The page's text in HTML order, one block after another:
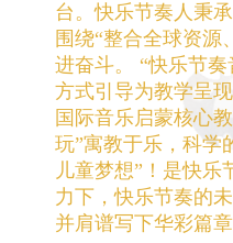
台。快乐节奏人秉
围绕“整合全球资
进奋斗。 “快乐节
方式引导为教学呈
国际音乐启蒙核心
玩”寓教于乐，科学
儿童梦想”！是快
力下，快乐节奏的
并肩谱写下华彩篇章